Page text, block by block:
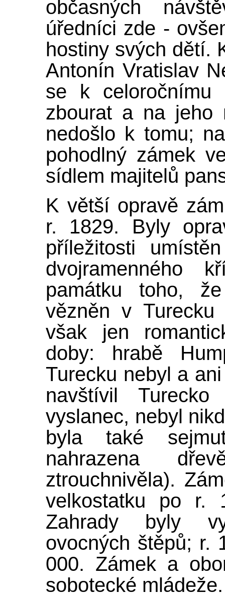
občasných
úředníci zde -
hostiny svých dětí.
Antonín Vratislav
se k celoročnímu
zbourat a na jeho
nedošlo k tomu;
pohodlný zámek
sídlem majitelů
K větší opravě
r. 1829. Byly
příležitosti
dvojramenného
památku toho,
vězněn v
však jen
doby: hrabě
Turecku nebyl a
navštívil
vyslanec, nebyl
byla také
nahrazena
ztrouchnivěla).
velkostatku po r.
Zahrady byly
ovocných štěpů; r.
000. Zámek a
sobotecké mládeže.